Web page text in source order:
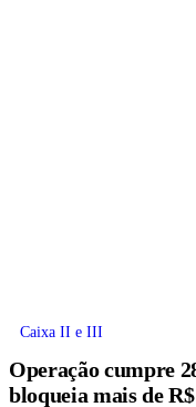
Caixa II e III
Operação cumpre
bloqueia mais de